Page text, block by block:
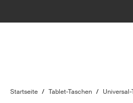
Startseite / Tablet-Taschen /